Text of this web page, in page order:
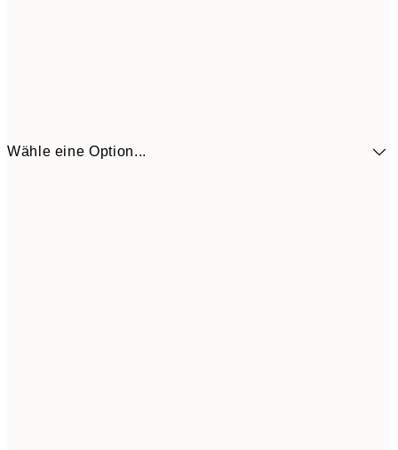
Wähle eine Option...